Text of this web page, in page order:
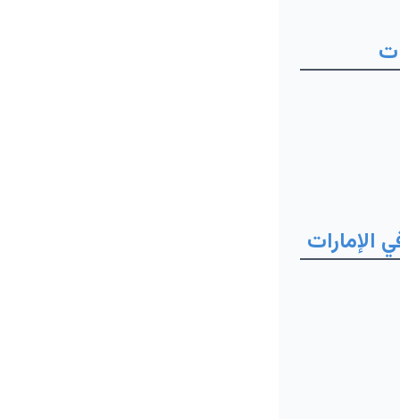
الإمارات